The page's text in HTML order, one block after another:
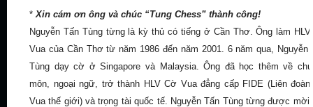
* Xin cám ơn ông và chúc “Tung Chess” thành công!
Nguyễn Tấn Tùng từng là kỳ thủ có tiếng ở Cần Thơ. Ông làm
Vua của Cần Thơ từ năm 1986 đến năm 2001. 6 năm qua, Nguyễn
Tùng dạy cờ ở Singapore và Malaysia. Ông đã học thêm về
môn, ngoại ngữ, trở thành HLV Cờ Vua đẳng cấp FIDE (Liên
Vua thế giới) và trọng tài quốc tế. Nguyễn Tấn Tùng từng được mời